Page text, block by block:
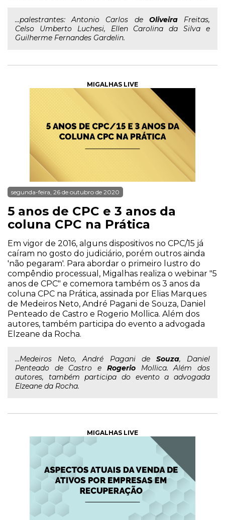
...palestrantes: Antonio Carlos de OliveiraFreitas,
Celso Umberto Luchesi, Ellen Carolina da Silva e
Guilherme Fernandes Gardelin.
MIGALHAS LIVE
segunda-feira, 26 de outubro de 2020
5 anos de CPC e 3 anos da
coluna CPC na Prática
Em vigor de 2016, alguns dispositivos no CPC/15 já
caíram no gosto do judiciário, porém outros ainda
'não pegaram'. Para abordar o primeiro lustro do
compêndio processual, Migalhas realiza o webinar "5
anos de CPC" e comemora também os 3 anos da
coluna CPC na Prática, assinada por Elias Marques
de Medeiros Neto, André Pagani de Souza, Daniel
Penteado de Castro e Rogerio Mollica. Além dos
autores, também participa do evento a advogada
Elzeane da Rocha.
...Medeiros Neto, André Pagani de Souza, Daniel
Penteado de Castro e RogerioMollica. Além dos
autores, também participa do evento a advogada
Elzeane da Rocha.
MIGALHAS LIVE